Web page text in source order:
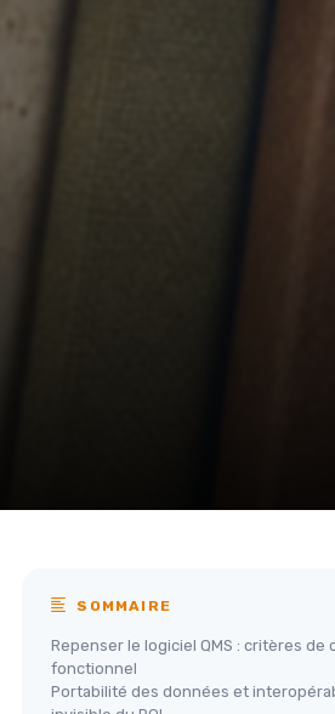
SOMMAIRE
Repenser le logiciel QMS : critères de
fonctionnel
Portabilité des données et